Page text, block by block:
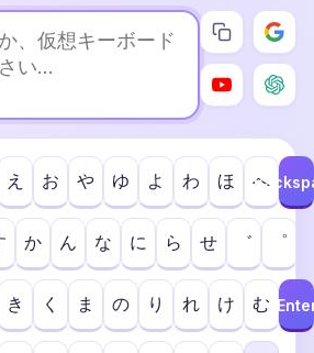
え お や ゆ よ わ ほ へ
か ん な に ら せ ゛ ゜
き く ま の り れ け む